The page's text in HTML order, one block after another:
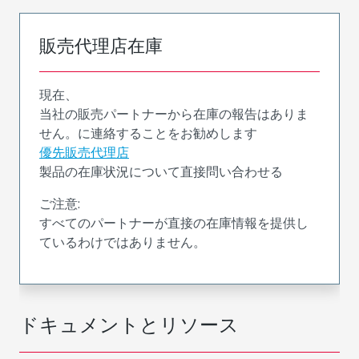
ドキュメントとリソース
販売代理店在庫
現在、
当社の販売パートナーから在庫の報告はありま
せん。に連絡することをお勧めします
優先販売代理店
製品の在庫状況について直接問い合わせる
ご注意:
すべてのパートナーが直接の在庫情報を提供し
ているわけではありません。